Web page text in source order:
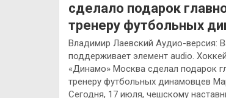
сделало подарок
тренеру футбольных
Владимир Лаевский Аудио-версия:
поддерживает элемент audio.
«Динамо» Москва сделал подарок
тренеру футбольных динамовцев
Сегодня, 17 июля, чешскому